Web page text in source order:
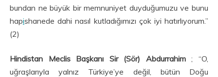
bundan ne büyük bir memnuniyet duyduğumuzu ve bunu
hapishanede dahi nasıl kutladığımızı çok iyi hatırlıyorum.”
(2)
Hindistan Meclis Başkanı Sir (Sör) Abdurrahim; “O,
uğraşlarıyla yalnız Türkiye’ye değil, bütün Doğu